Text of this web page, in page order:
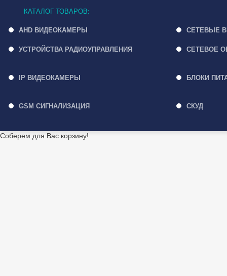
КАТАЛОГ ТОВАРОВ:
AHD ВИДЕОКАМЕРЫ СЕТЕВЫЕ
УСТРОЙСТВА РАДИОУПРАВЛЕНИЯ СЕТЕВОЕ
IP ВИДЕОКАМЕРЫ БЛОКИ
GSM СИГНАЛИЗАЦИЯ СКУД
Соберем для Вас корзину!